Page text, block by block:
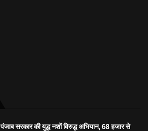
पंजाब सरकार की युद्ध नशों विरुद्ध अभियान, 68 हजार से